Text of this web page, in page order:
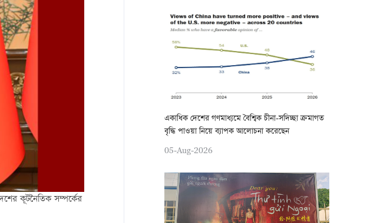
কূটনৈতিক সম্পর্কের
একাধিক দেশের গণমাধ্যমে বৈশ্বিক চীনা-সদিচ্ছা ক্রমাগত
বৃদ্ধি পাওয়া নিয়ে ব্যাপক আলোচনা করেছেন
05-Aug-2026